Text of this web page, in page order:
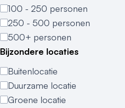
100 - 250 personen
250 - 500 personen
500+ personen
Bijzondere locaties
Buitenlocatie
Duurzame locatie
Groene locatie